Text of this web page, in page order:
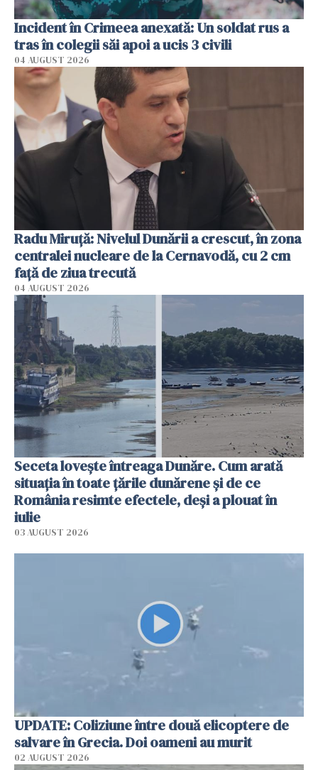
Incident în Crimeea anexată: Un soldat rus a
tras în colegii săi apoi a ucis 3 civili
04 AUGUST 2026
Radu Miruţă: Nivelul Dunării a crescut, în zona
centralei nucleare de la Cernavodă, cu 2 cm
faţă de ziua trecută
04 AUGUST 2026
Seceta lovește întreaga Dunăre. Cum arată
situația în toate țările dunărene și de ce
România resimte efectele, deși a plouat în
iulie
03 AUGUST 2026
UPDATE: Coliziune între două elicoptere de
salvare în Grecia. Doi oameni au murit
02 AUGUST 2026